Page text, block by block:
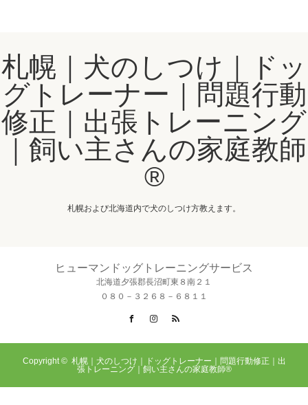
札幌｜犬のしつけ｜ドッ
グトレーナー｜問題行動
修正｜出張トレーニング
｜飼い主さんの家庭教師
®️
札幌および北海道内で犬のしつけ方教えます。
ヒューマンドッグトレーニングサービス
北海道夕張郡長沼町東８南２１
０８０－３２６８－６８１１
FacebookInstagram
Copyright © 札幌｜犬のしつけ｜ドッグトレーナー｜問題行動修正｜出
張トレーニング｜飼い主さんの家庭教師®️